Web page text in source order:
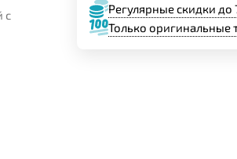
с
Регулярные скидки до
Только оригинальные